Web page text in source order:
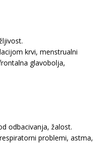
krvi, menstrualni
glavobolja,
odbacivanja, žalost.
problemi, astma,